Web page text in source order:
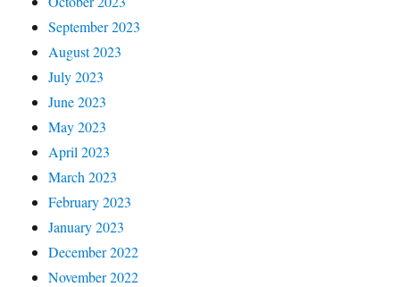
September 2023
August 2023
July 2023
June 2023
May 2023
April 2023
March 2023
February 2023
January 2023
December 2022
November 2022